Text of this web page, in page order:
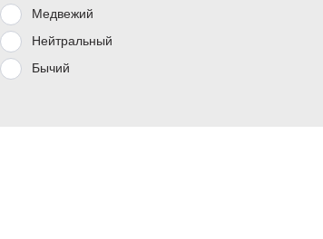
Медвежий
Нейтральный
Бычий